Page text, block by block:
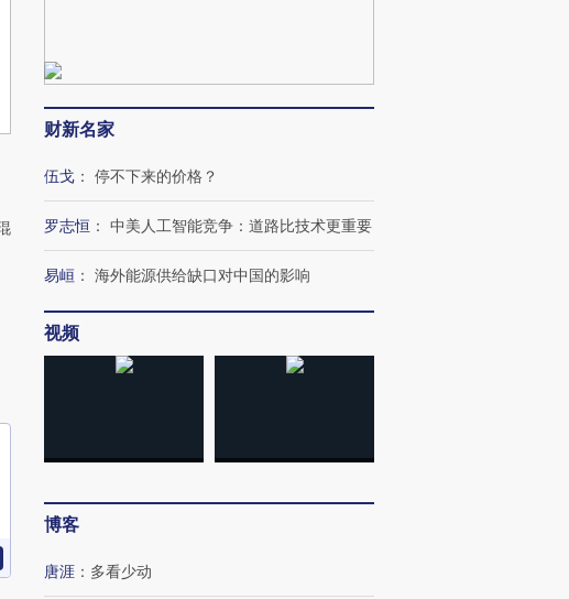
财新名家
伍戈 ： 停不下来的价格？
罗志恒 ： 中美人工智能竞争：道路比技术更重要
易峘 ： 海外能源供给缺口对中国的影响
视频
博客
唐涯 ： 多看少动